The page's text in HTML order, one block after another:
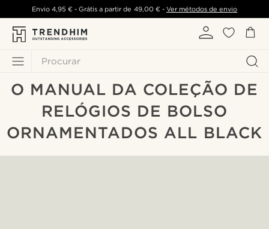
Procurar
Envio 4,95 €- Grátis a partir de 49,00 €- Ver métodos de envio
O MANUAL DA COLEÇÃO DE
RELÓGIOS DE BOLSO
ORNAMENTADOS ALL BLACK